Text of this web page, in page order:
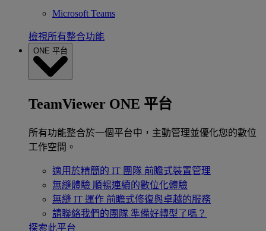
Microsoft Teams
檢視所有整合功能
ONE 平台
TeamViewer ONE 平台
所有功能整合於一個平台中，主動管理並優化您的數位
工作空間。
適用於精簡的 IT 團隊 前瞻式裝置管理
無縫體驗 順暢連續的數位化體驗
無縫 IT 運作 前瞻式修復與卓越的服務
請聯絡我們的團隊 準備好轉型了嗎？
探索此平台